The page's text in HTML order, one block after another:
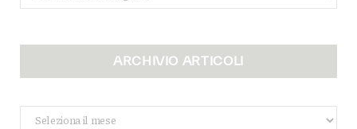
ARCHIVIO ARTICOLI
Archivio